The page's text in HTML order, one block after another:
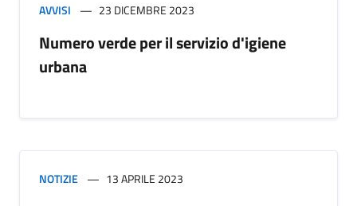
AVVISI 23 DICEMBRE 2023
Numero verde per il servizio d'igiene
urbana
NOTIZIE 13 APRILE 2023